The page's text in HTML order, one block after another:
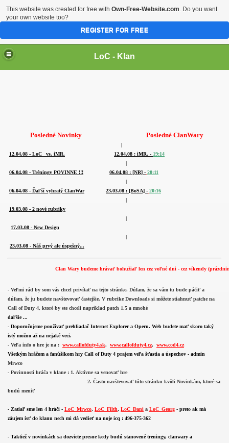
LoC - Klan
Posledné Novinky Posledné ClanWary
|
12.04.08 - LoC_ vs. iMR.
12.04.08 : iMR. - 19:14
|
06.04.08 - Tréningy POVINNE !!!
06.04.08 : [NR] - 20:11
|
06.04.08 - Ďaľší vyhratý ClanWar
23.03.08 : [BoSA] - 20:16
|
19.03.08 - 2 nové rubriky
|
17.03.08 - New Design
|
23.03.08 - Náš prvý ale úspešný...
Clan Wary budeme hrávať bohužiaľ len cez voľné dni - cez víkendy
- Veľmi rád by som vás chcel privítať na tejto stránke. Dúfam, že sa vám tu bude páčiť a
dúfam, že ju budete navštevovať častejšie. V rubrike Downloads si môžete stiahnuť patche na
Call of Duty 4, ktoré by ste chceli napríklad patch 1.5 a mnohé
daľšie ...
- Doporučujeme používať prehliadač Internet Explorer a Operu. Web budete mať skoro taký
istý možno až na nejaké veci.
- Veľa info o hre je na : www.callofduty4.sk, www.callofduty4.cz,
www.cod4.cz
Všetkým hráčom a fanúšikom hry Call of Duty 4 prajem veľa šťastia a úspechov - admin
Mrwco
- Povinnosti hráča v klane : 1. Aktívne sa venovať hre
2. Často navštevovať túto stránku kvôli Novinkám, ktoré sa
budú meniť
- Zatiaľ sme len 4 hráči - LoC_Mrwco, LoC_Filth, LoC_Dani a LoC_Georg - preto ak má
záujem ísť do klanu nech mi dá vedieť na noje icq : 496-375-362
- Taktiež v novinkách sa dozviete presne kedy budú stanovené treningy, clanwary a
This website was created for free with Own-Free-Website.com. Do you want
your own website too?
REGISTER FOR FREE